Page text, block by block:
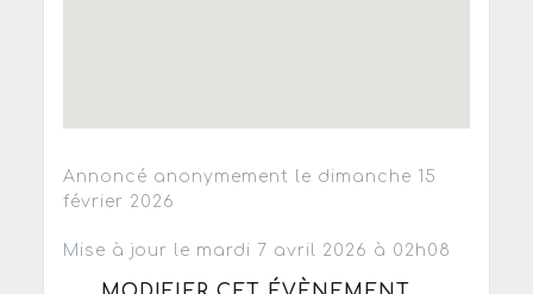
Annoncé anonymement le dimanche 15
février 2026
Mise à jour le mardi 7 avril 2026 à 02h08